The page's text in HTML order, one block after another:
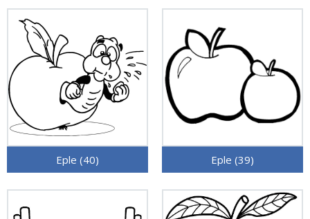
Eple (40) Eple (39)